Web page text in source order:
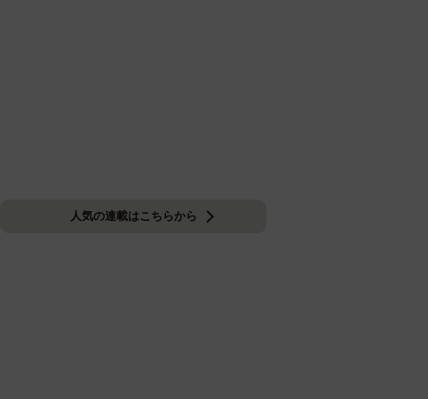
人気の連載はこちらから